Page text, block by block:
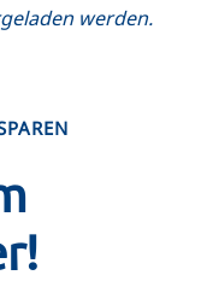
werden.